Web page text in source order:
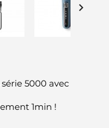

5000 avec
1min !